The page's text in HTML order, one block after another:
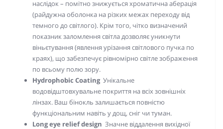
наслідок – помітно знижується хроматична аберація
(райдужна оболонка на різких межах переходу від
темного до світлого). Крім того, чітко визначений
показник заломлення світла дозволяє уникнути
віньєтування (явлення урізання світлового пучка по
краях), що забезпечує рівномірно світле зображення
по всьому полю зору.
Hydrophobic Coating Унікальне
водовідштовхувальне покриття на всіх зовнішніх
лінзах. Ваш бінокль залишається повністю
функціональним навіть у дощ, сніг чи туман.
Long eye relief design Значне віддалення вихідної